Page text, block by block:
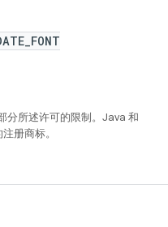
分所述许可的限制。Java 和
册商标。